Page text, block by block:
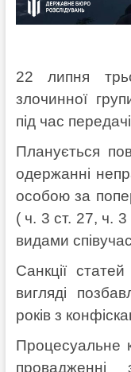
22 липня
злочинної
під час
Планується
одержанні
особою за
( ч. 3 ст. 27, ч.
видами
Санкції
вигляді
років з
Процесуальне
провадженні